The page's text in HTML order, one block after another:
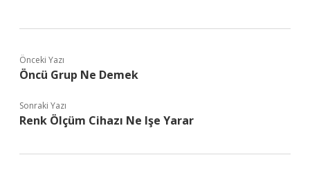
Önceki Yazı
Öncü Grup Ne Demek
Sonraki Yazı
Renk Ölçüm Cihazı Ne Işe Yarar